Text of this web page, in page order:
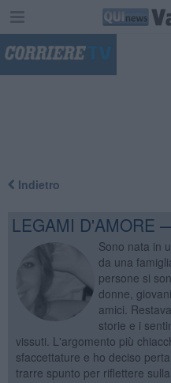
Indietro
LEGAMI D'AMORE
Sono nata in
da una
persone si
donne,
amici.
storie e i
vissuti. L'argomento più
sfaccettature e ho deciso
trarre spunto per riflettere